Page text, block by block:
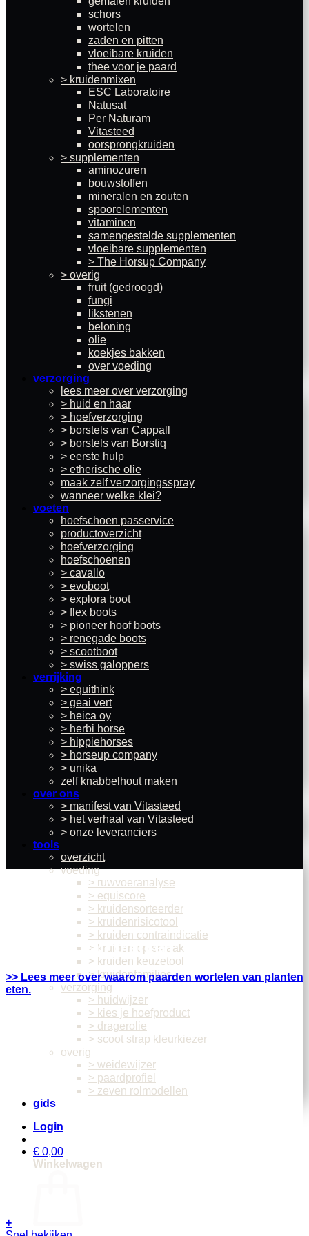
schors
wortelen
zaden en pitten
vloeibare kruiden
thee voor je paard
> kruidenmixen
ESC Laboratoire
Natusat
Per Naturam
Vitasteed
oorsprongkruiden
> supplementen
aminozuren
bouwstoffen
mineralen en zouten
spoorelementen
vitaminen
samengestelde supplementen
vloeibare supplementen
> The Horsup Company
> overig
fruit (gedroogd)
fungi
likstenen
beloning
olie
koekjes bakken
over voeding
verzorging
lees meer over verzorging
> huid en haar
> hoefverzorging
> borstels van Cappall
> borstels van Borstiq
> eerste hulp
> etherische olie
maak zelf verzorgingsspray
wanneer welke klei?
voeten
hoefschoen passervice
productoverzicht
hoefverzorging
hoefschoenen
> cavallo
> evoboot
> explora boot
> flex boots
> pioneer hoof boots
> renegade boots
> scootboot
> swiss galoppers
verrijking
> equithink
> geai vert
> heica oy
> herbi horse
> hippiehorses
> horseup company
> unika
zelf knabbelhout maken
over ons
> manifest van Vitasteed
> het verhaal van Vitasteed
> onze leveranciers
tools
overzicht
voeding
> ruwvoeranalyse
> equiscore
> kruidensorteerder
> kruidenrisicotool
> kruiden contraindicatie
> kruiden op smaak
> kruiden keuzetool
> kruidenfamilies
verzorging
> huidwijzer
> kies je hoefproduct
> dragerolie
> scoot strap kleurkiezer
overig
> weidewijzer
> paardprofiel
> zeven rolmodellen
gids
Login
€ 0,00
Winkelwagen
Wortelen van planten
>> Lees meer over waarom paarden wortelen van planten
eten.
+